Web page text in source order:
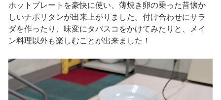
ホットプレートを豪快に使い、薄焼き卵の乗った昔懐か
しいナポリタンが出来上がりました。付け合わせにサラ
ダを作ったり、味変にタバスコをかけてみたりと、メイ
ン料理以外も楽しむことが出来ました！